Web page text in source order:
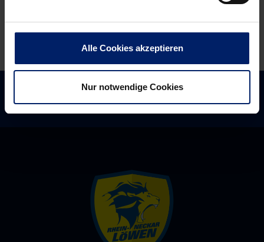
Alle Cookies akzeptieren
Nur notwendige Cookies